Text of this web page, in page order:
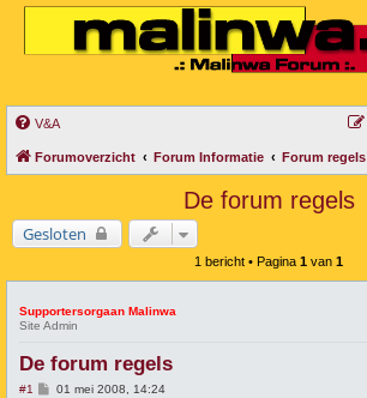
V&A
Forumoverzicht Forum Informatie Forum regels
De forum regels
Gesloten
1 bericht • Pagina 1 van 1
Supportersorgaan Malinwa
Site Admin
De forum regels
#1
B01 mei 2008, 14:24